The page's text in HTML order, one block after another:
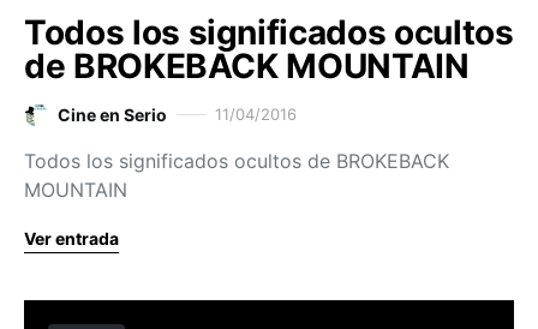
Todos los significados ocultos
de BROKEBACK MOUNTAIN
Cine en Serio 11/04/2016
Todos los significados ocultos de BROKEBACK
MOUNTAIN
Ver entrada